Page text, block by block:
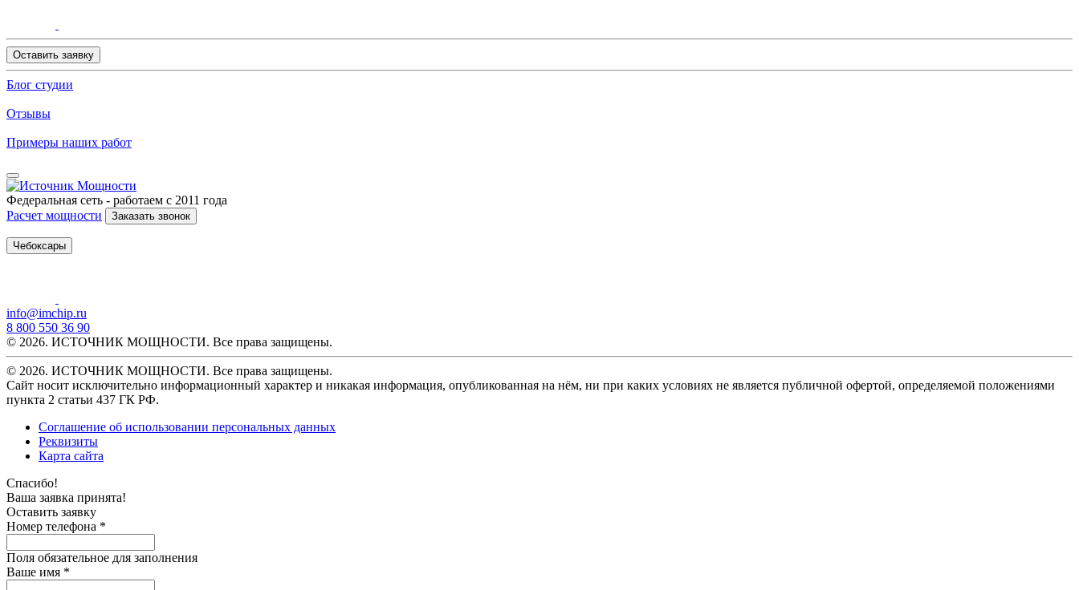
Оставить заявку
Блог студии
Отзывы
Примеры наших работ
Федеральная сеть - работаем с 2011 года
Расчет мощности
Заказать звонок
Чебоксары
info@imchip.ru
8 800 550 36 90
© 2026. ИСТОЧНИК МОЩНОСТИ. Все права защищены.
© 2026. ИСТОЧНИК МОЩНОСТИ. Все права защищены.
Сайт носит исключительно информационный характер и никакая информация, опубликованная на нём, ни при каких условиях не является публичной офертой, определяемой положениями
пункта 2 статьи 437 ГК РФ.
Соглашение об использовании персональных данных
Реквизиты
Карта сайта
Спасибо!
Ваша заявка принята!
Оставить заявку
Номер телефона *
Поля обязательное для заполнения
Ваше имя *